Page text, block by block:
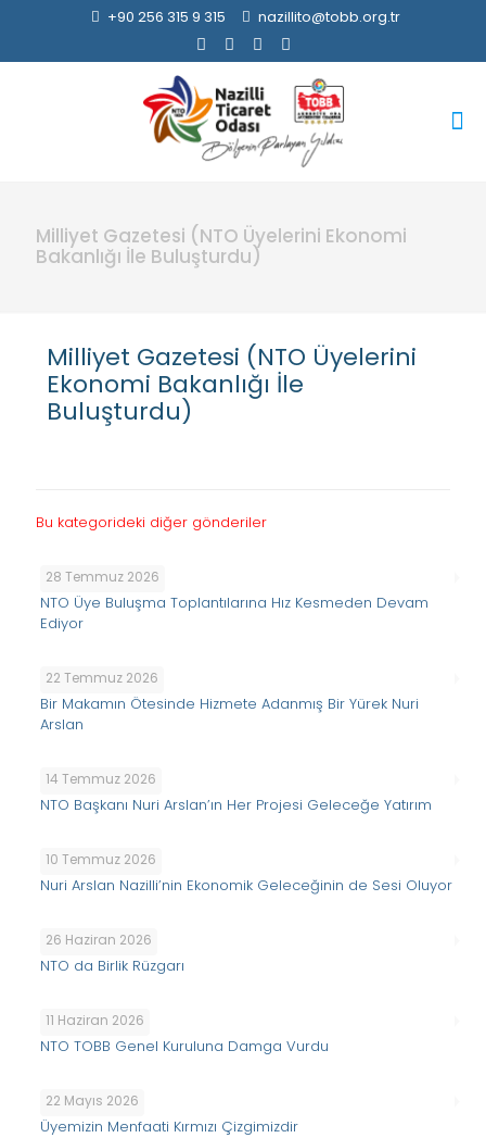
+90 256 315 9 315 nazillito@tobb.org.tr
Milliyet Gazetesi (NTO Üyelerini Ekonomi
Bakanlığı İle Buluşturdu)
Milliyet Gazetesi (NTO Üyelerini
Ekonomi Bakanlığı İle
Buluşturdu)
Bu kategorideki diğer gönderiler
28 Temmuz 2026
NTO Üye Buluşma Toplantılarına Hız Kesmeden Devam
Ediyor
22 Temmuz 2026
Bir Makamın Ötesinde Hizmete Adanmış Bir Yürek Nuri
Arslan
14 Temmuz 2026
NTO Başkanı Nuri Arslan’ın Her Projesi Geleceğe Yatırım
10 Temmuz 2026
Nuri Arslan Nazilli’nin Ekonomik Geleceğinin de Sesi Oluyor
26 Haziran 2026
NTO da Birlik Rüzgarı
11 Haziran 2026
NTO TOBB Genel Kuruluna Damga Vurdu
22 Mayıs 2026
Üyemizin Menfaati Kırmızı Çizgimizdir